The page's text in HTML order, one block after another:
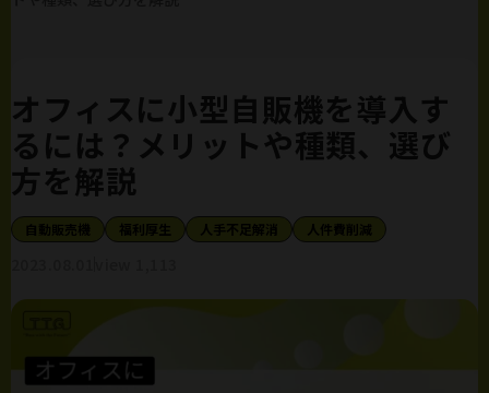
オフィスに小型自販機を導入す
るには？メリットや種類、選び
方を解説
自動販売機 福利厚生 人手不足解消 人件費削減